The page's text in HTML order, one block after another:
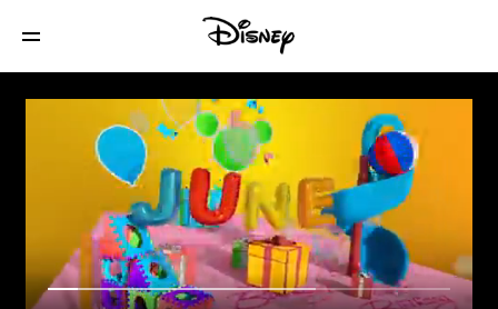
Disney Junior Birthday Book 2021 June
Album 9